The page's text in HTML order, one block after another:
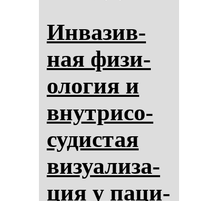
Ин­ва­зив­
ная фи­зи­
оло­гия и
внут­ри­со­
су­дис­тая
ви­зу­али­за­
ция у па­ци­